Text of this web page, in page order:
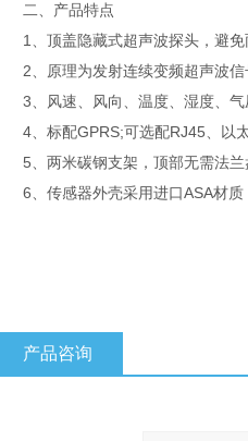
二、产品特点
1、顶盖隐藏式超声波探头，避免
2、原理为发射连续变频超声波信
3、风速、风向、温度、湿度、气
4、标配GPRS;可选配RJ45、以太
5、两米碳钢支架，顶部无需法兰
6、传感器外壳采用进口ASA材质
产品咨询